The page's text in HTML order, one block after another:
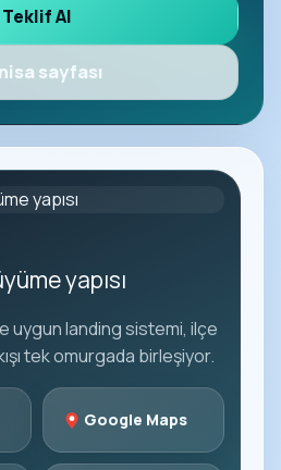
Teklif Al
sayfası
yapısı
uygun landing sistemi, ilçe
tek omurgada birleşiyor.
Google Maps